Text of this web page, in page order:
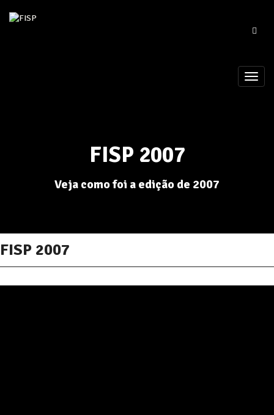
FISP 2007
Veja como foi a edição de 2007
FISP 2007